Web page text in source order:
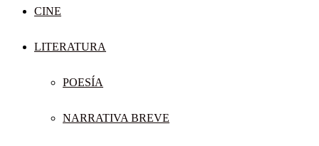
CINE
LITERATURA
POESÍA
NARRATIVA BREVE